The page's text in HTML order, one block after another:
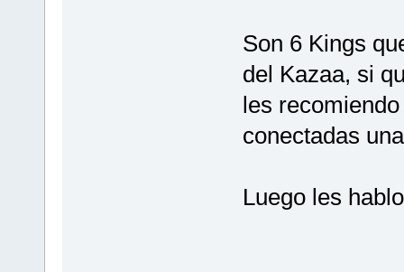
Son 6 Kings
del Kazaa, si
les
conectadas
Luego les